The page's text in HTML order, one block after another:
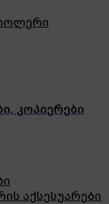
კოპიერები
აქსესუარები